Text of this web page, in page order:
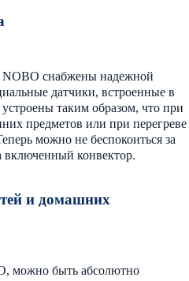
NOBO снабжены надежной
датчики, встроенные в
таким образом, что при
предметов или при перегреве
можно не беспокоиться за
включенный конвектор.
и домашних
можно быть абсолютно